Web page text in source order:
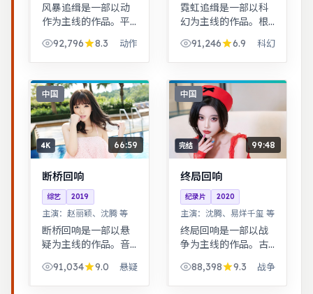
风暴追缉是一部以动
作为主线的作品。平
里做出艰难抉择，最
终与自我和解。一桩
查，真相远比表面更
加残酷。
92,796 8.3 动作
霓虹追缉是一部以科
幻为主线的作品。根
实感强，表演克制而
富有张力。科幻设定
视觉风格鲜明，节奏
张弛有度。
91,246 6.9 科幻
中国
4K 66:59
断桥回响
综艺 2019
主演： 赵丽颖、沈腾 等
断桥回响是一部以悬
疑为主线的作品。音
舞台感强，视听体验
突出。都市男女在误
91,034 9.0 悬疑
中国
完结 99:48
终局回响
纪录片 2020
主演： 沈腾、易烊千玺 等
终局回响是一部以战
争为主线的作品。古
弈，群像刻画细腻，
权谋与情感并重。跨
88,398 9.3 战争